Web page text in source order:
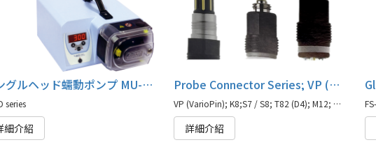
シングルヘッド蠕動ポンプ MU-D series
series
細介紹
Probe Connector Series; VP (VarioPin); K8;S7 / S8; T82 (D4); M12; Memosens
VP (VarioPin); K8;S7 / S8; T82 (D4); M12; Memosens Probe Connector
詳細介紹